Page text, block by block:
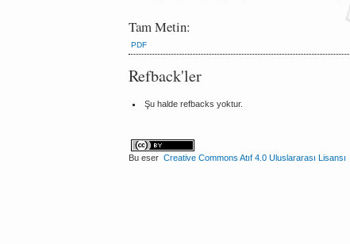
Tam Metin:
PDF
Refback'ler
Şu halde refbacks yoktur.
Bu eser Creative Commons Atıf 4.0 Uluslararası Lisansı